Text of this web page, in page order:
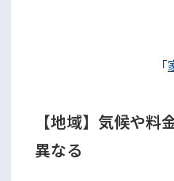
出典：
「
【地域】気候や料
異なる